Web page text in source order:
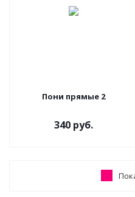
Пони прямые 2
340 руб.